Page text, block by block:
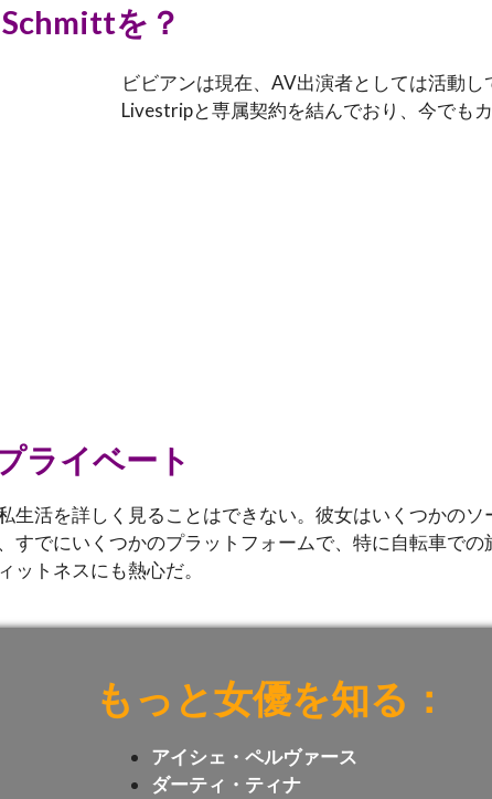
を？
ビビアンは現在、AV出演者としては活動
Livestripと専属契約を結んでおり、今でも
ライベート
生活を詳しく見ることはできない。彼女はいくつかの
すでにいくつかのプラットフォームで、特に自転車で
ットネスにも熱心だ。
もっと女優を知る：
アイシェ・ペルヴァース
ダーティ・ティナ